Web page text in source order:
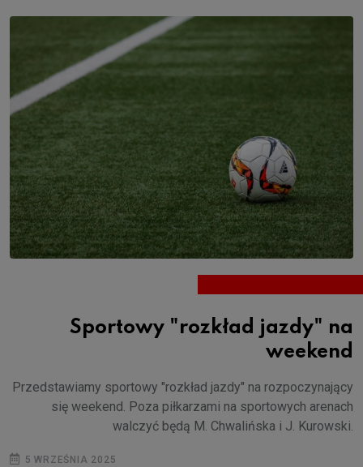
Sportowy "rozkład jazdy" na
weekend
Przedstawiamy sportowy "rozkład jazdy" na rozpoczynający
się weekend. Poza piłkarzami na sportowych arenach
walczyć będą M. Chwalińska i J. Kurowski.
5 WRZEŚNIA 2025